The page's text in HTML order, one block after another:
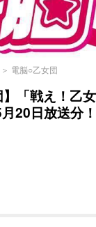
＞ 電脳○乙女団
】「戦え！
20日放送分！